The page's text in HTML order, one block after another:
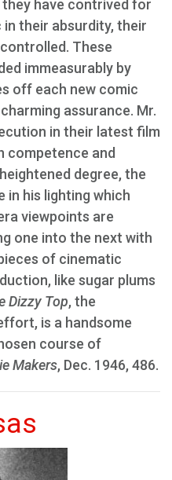
have contrived for
their absurdity, their
These
immeasurably by
off each new comic
assurance. Mr.
in their latest film
competence and
degree, the
in his lighting which
viewpoints are
one into the next with
of cinematic
like sugar plums
Dizzy Top, the
is a handsome
course of
Makers, Dec. 1946, 486.